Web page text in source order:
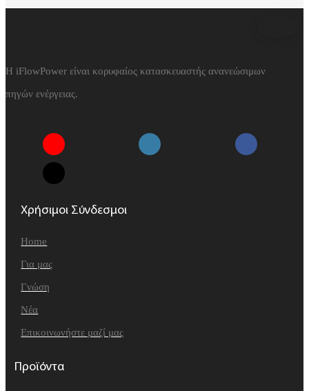
Η iFlowPower είναι κορυφαίος κατασκευαστής ανανεώσιμων
πηγών ενέργειας.
Χρήσιμοι Σύνδεσμοι
Home
Για μας
Γνώση
Νέα
Επικοινωνήστε μαζί μας
Προϊόντα